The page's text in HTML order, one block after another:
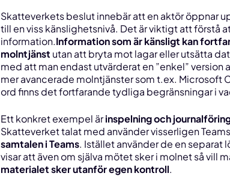
Skatteverkets beslut innebär att en aktör öppnar
till en viss känslighetsnivå. Det är viktigt att förstå
information.Information som är känsligt kan
molntjänst utan att bryta mot lagar eller utsätta
med att man endast utvärderat en”enkel”version
mer avancerade molntjänster som t.ex. Microsoft
ord finns det fortfarande tydliga begränsningar i
Ett konkret exempel ärinspelning och
Skatteverket talat med använder visserligen
samtalen i Teams. Istället använder de en separat
visar att även om själva mötet sker i molnet så vill
materialet sker utanför egen kontroll.